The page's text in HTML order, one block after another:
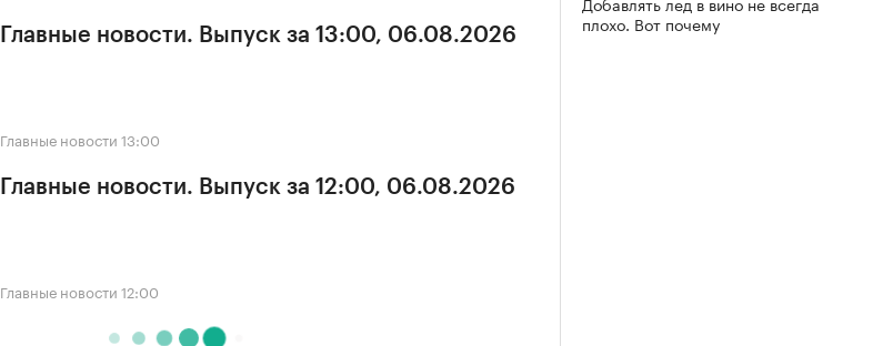
Главные новости. Выпуск за 13:00, 06.08.2026
Главные новости 13:00
Главные новости. Выпуск за 12:00, 06.08.2026
Главные новости 12:00
плохо. Вот почему